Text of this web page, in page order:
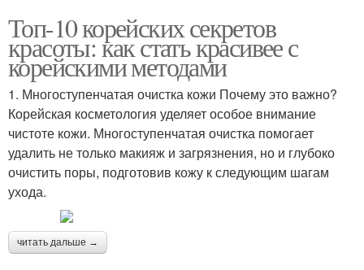
Топ-10 корейских секретов
красоты: как стать красивее с
корейскими методами
1. Многоступенчатая очистка кожи Почему это важно?
Корейская косметология уделяет особое внимание
чистоте кожи. Многоступенчатая очистка помогает
удалить не только макияж и загрязнения, но и глубоко
очистить поры, подготовив кожу к следующим шагам
ухода.
читать дальше →